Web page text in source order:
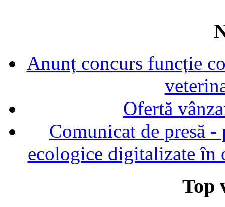
Anunț concurs funcție
Ofertă
Comunicat de presă
ecologice digitalizate în
Top